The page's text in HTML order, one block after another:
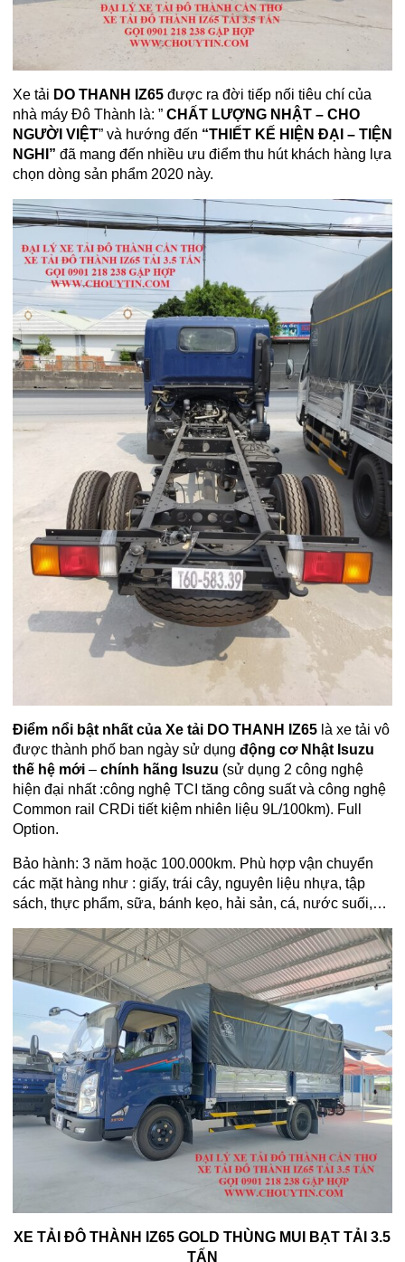
Xe tải DO THANH IZ65được ra đời tiếp nối tiêu chí của
nhà máy Đô Thành là: ” CHẤT LƯỢNG NHẬT – CHO
NGƯỜI VIỆT” và hướng đến “THIẾT KẾ HIỆN ĐẠI – TIỆN
NGHI” đã mang đến nhiều ưu điểm thu hút khách hàng lựa
chọn dòng sản phẩm 2020 này.
Điểm nổi bật nhất của Xe tải DO THANH IZ65là xe tải vô
được thành phố ban ngày sử dụng động cơ Nhật Isuzu
thế hệ mới– chính hãng Isuzu (sử dụng 2 công nghệ
hiện đại nhất :công nghệ TCI tăng công suất và công nghệ
Common rail CRDi tiết kiệm nhiên liệu 9L/100km). Full
Option.
Bảo hành: 3 năm hoặc 100.000km. Phù hợp vận chuyển
các mặt hàng như : giấy, trái cây, nguyên liệu nhựa, tập
sách, thực phẩm, sữa, bánh kẹo, hải sản, cá, nước suối,…
XE TẢI ĐÔ THÀNH IZ65 GOLD THÙNG MUI BẠT TẢI 3.5
TẤN